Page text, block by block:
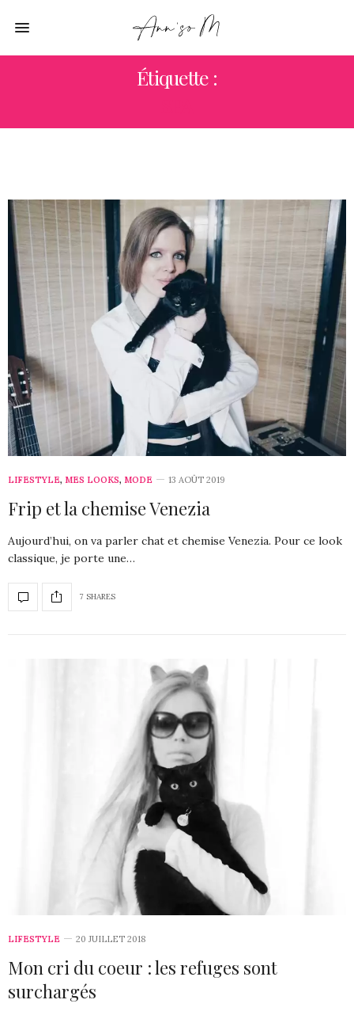
Étiquette :
LIFESTYLE, MES LOOKS, MODE 13 AOÛT 2019
Frip et la chemise Venezia
Aujourd’hui, on va parler chat et chemise Venezia. Pour ce look
classique, je porte une…
7 SHARES
LIFESTYLE 20 JUILLET 2018
Mon cri du coeur : les refuges sont
surchargés